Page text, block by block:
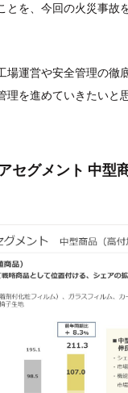
とを、今回の火災事故
場運営や安全管理の徹
理を進めていきたいと
セグメント 中型